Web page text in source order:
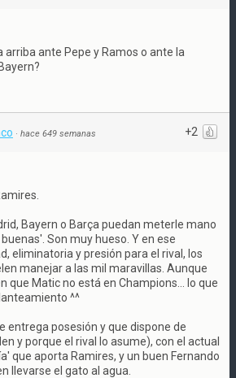
arriba ante Pepe y Ramos o ante la
+2
· hace 649 semanas
Bayern o Barça puedan meterle mano
Son muy hueso. Y en ese
eliminatoria y presión para el rival, los
manejar a las mil maravillas. Aunque
que Matic no está en Champions... lo que
^^
entrega posesión y que dispone de
y porque el rival lo asume), con el actual
que aporta Ramires, y un buen Fernando
llevarse el gato al agua.